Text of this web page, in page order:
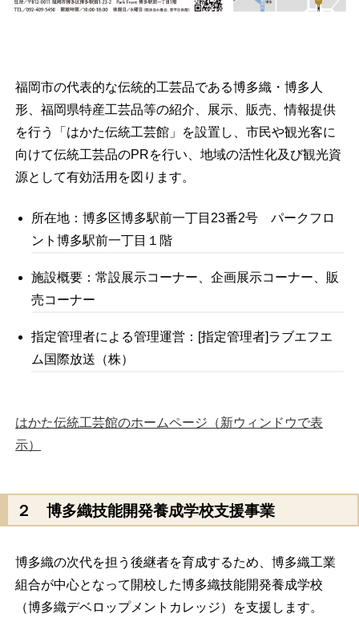
福岡市の代表的な伝統的工芸品である博多織・博多人
形、福岡県特産工芸品等の紹介、展示、販売、情報提供
を行う「はかた伝統工芸館」を設置し、市民や観光客に
向けて伝統工芸品のPRを行い、地域の活性化及び観光資
源として有効活用を図ります。
所在地：博多区博多駅前一丁目23番2号 パークフロ
ント博多駅前一丁目１階
施設概要：常設展示コーナー、企画展示コーナー、販
売コーナー
指定管理者による管理運営：[指定管理者]ラブエフエ
ム国際放送（株）
はかた伝統工芸館のホームページ（新ウィンドウで表
示）
２博多織技能開発養成学校支援事業
博多織の次代を担う後継者を育成するため、博多織工業
組合が中心となって開校した博多織技能開発養成学校
（博多織デベロップメントカレッジ）を支援します。